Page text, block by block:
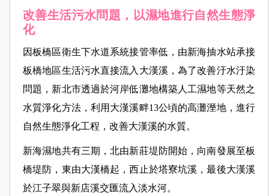
改善生活污水問題，以濕地進行自然生態淨
化
因板橋區衛生下水道系統接管率低，由新海抽水站承接
板橋地區生活污水直接流入大漢溪，為了改善汙水汙染
問題，新北市透過於河岸低灘地構築人工濕地等天然之
水質淨化方法，利用大漢溪畔13公頃的高灘溼地，進行
自然生態淨化工程，改善大漢溪的水質。
新海濕地共有三期，北由新莊堤防開始，向南發展至板
橋堤防，東由大漢橋起，西止於塔寮坑溪，最後大漢溪
於江子翠與新店溪交匯流入淡水河。